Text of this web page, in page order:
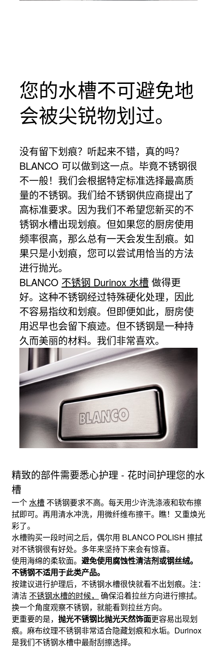
您的水槽不可避免地
会被尖锐物划过。
没有留下划痕？听起来不错，真的吗？
BLANCO 可以做到这一点。毕竟不锈钢很
不一般！我们会根据特定标准选择最高质
量的不锈钢。我们给不锈钢供应商提出了
高标准要求。因为我们不希望您新买的不
锈钢水槽出现划痕。但如果您的厨房使用
频率很高，那么总有一天会发生刮痕。如
果只是小划痕，您可以尝试用恰当的方法
进行抛光。
BLANCO 不锈钢 Durinox 水槽 做得更
好。这种不锈钢经过特殊硬化处理，因此
不容易指纹和划痕。但即便如此，厨房使
用迟早也会留下痕迹。但不锈钢是一种持
久而美丽的材料。我们非常喜欢。
精致的部件需要悉心护理 - 花时间护理您的水
槽
一个水槽 不锈钢要求不高。每天用少许洗涤液和软布擦
拭即可。再用清水冲洗，用微纤维布擦干。瞧！又重焕光
彩了。
水槽购买一段时间之后，偶尔用 BLANCO POLISH 擦拭
对不锈钢很有好处。多年来坚持下来会有惊喜。
使用海绵的柔软面。 避免使用腐蚀性清洁剂或钢丝绒。
不锈钢不适用于此类产品。
按建议进行护理后，不锈钢水槽很快就看不出划痕。注：
清洁 不锈钢水槽的时候，
确保沿着拉丝方向进行擦拭。
换一个角度观察不锈钢，就能看到拉丝方向。
更重要的是， 抛光不锈钢比抛光天然饰面更容易出现划
痕。麻布纹理不锈钢非常适合隐藏划痕和水垢。Durinox
是我们不锈钢水槽中最耐刮擦选择。